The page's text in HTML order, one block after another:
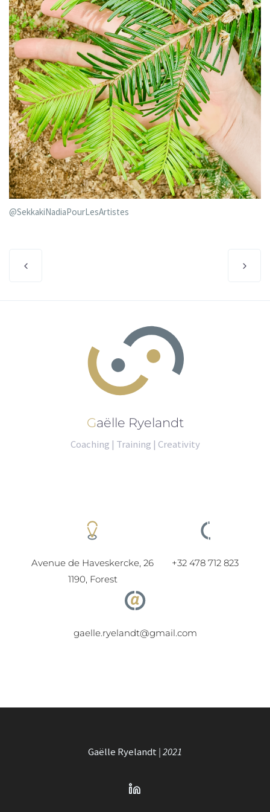
@SekkakiNadiaPourLesArtistes
Gaëlle Ryelandt
Coaching | Training | Creativity
Avenue de Haveskercke, 26
1190, Forest
+32 478 712 823
gaelle.ryelandt@gmail.com
Gaëlle Ryelandt| 2021